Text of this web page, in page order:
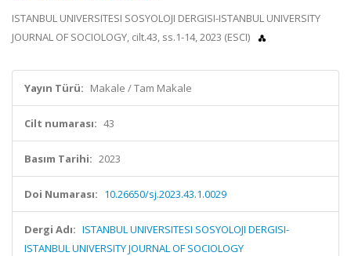
ISTANBUL UNIVERSITESI SOSYOLOJI DERGISI-ISTANBUL UNIVERSITY
JOURNAL OF SOCIOLOGY, cilt.43, ss.1-14, 2023 (ESCI)
Yayın Türü: Makale / Tam Makale
Cilt numarası: 43
Basım Tarihi: 2023
Doi Numarası: 10.26650/sj.2023.43.1.0029
Dergi Adı: ISTANBUL UNIVERSITESI SOSYOLOJI DERGISI-
ISTANBUL UNIVERSITY JOURNAL OF SOCIOLOGY